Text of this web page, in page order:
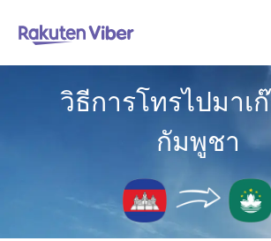
วิธีการโทรไปมาเ
กัมพูชา